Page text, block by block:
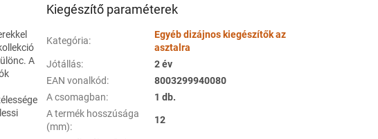
A
Kiegészítő paraméterek
Kategória:
Egyéb dizájnos kiegészítők az
asztalra
Jótállás:
2 év
EAN vonalkód:
8003299940080
A csomagban:
1 db.
A termék hosszúsága
(mm):
12